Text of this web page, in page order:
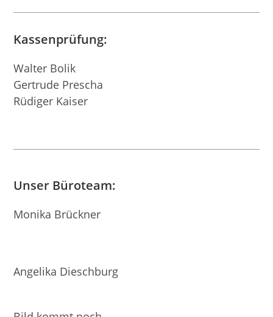
Kassenprüfung:
Walter Bolik
Gertrude Prescha
Rüdiger Kaiser
Unser Büroteam:
Monika Brückner
Angelika Dieschburg